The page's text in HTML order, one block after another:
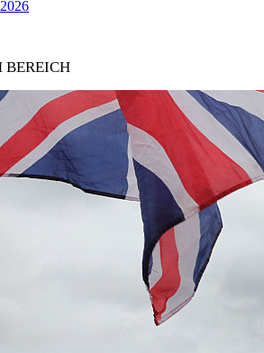
BEREICH